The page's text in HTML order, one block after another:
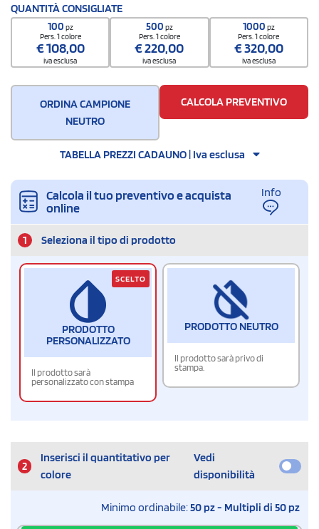
Codice doganale
960810100000000
QUANTITÀ CONSIGLIATE
100 pz
Pers. 1 colore
€108,00
iva esclusa
500 pz
Pers. 1 colore
€220,00
iva esclusa
1000 pz
Pers. 1 colore
€320,00
iva esclusa
ORDINA CAMPIONE
NEUTRO
CALCOLA PREVENTIVO
TABELLA PREZZI CADAUNO | Iva esclusa
Calcola il tuo preventivo e acquista
online
Info
1 Seleziona il tipo di prodotto
PRODOTTO
PERSONALIZZATO
Il prodotto sarà
personalizzato con stampa
SCELTO
PRODOTTO NEUTRO
Il prodotto sarà privo di
stampa.
2
Inserisci il quantitativo per
colore
Vedi
disponibilità
Minimo ordinabile:50 pz - Multipli di 50 pz